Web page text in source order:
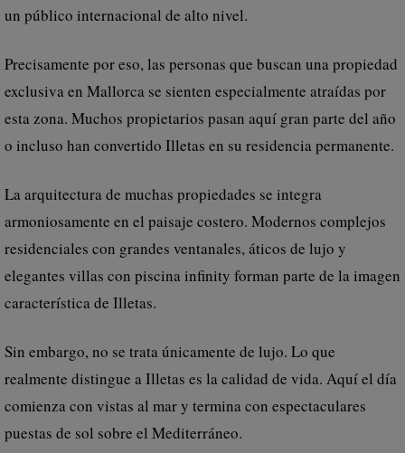
un público internacional de alto nivel.
Precisamente por eso, las personas que buscan una propiedad
exclusiva en Mallorca se sienten especialmente atraídas por
esta zona. Muchos propietarios pasan aquí gran parte del año
o incluso han convertido Illetas en su residencia permanente.
La arquitectura de muchas propiedades se integra
armoniosamente en el paisaje costero. Modernos complejos
residenciales con grandes ventanales, áticos de lujo y
elegantes villas con piscina infinity forman parte de la imagen
característica de Illetas.
Sin embargo, no se trata únicamente de lujo. Lo que
realmente distingue a Illetas es la calidad de vida. Aquí el día
comienza con vistas al mar y termina con espectaculares
puestas de sol sobre el Mediterráneo.